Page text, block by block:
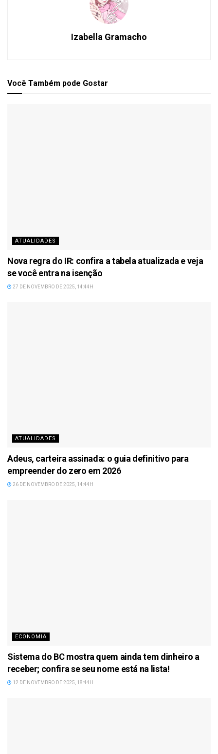
Izabella Gramacho
Você Também pode Gostar
ATUALIDADES
Nova regra do IR: confira a tabela atualizada e veja
se você entra na isenção
27 DE NOVEMBRO DE 2025, 14:44H
ATUALIDADES
Adeus, carteira assinada: o guia definitivo para
empreender do zero em 2026
26 DE NOVEMBRO DE 2025, 14:44H
ECONOMIA
Sistema do BC mostra quem ainda tem dinheiro a
receber; confira se seu nome está na lista!
12 DE NOVEMBRO DE 2025, 18:44H